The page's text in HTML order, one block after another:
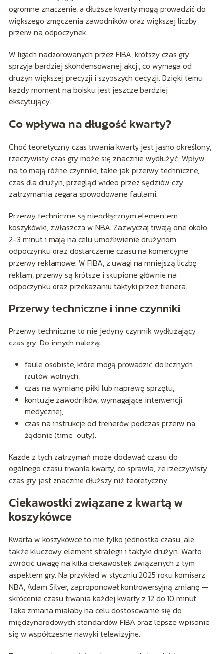
ogromne znaczenie, a dłuższe kwarty mogą prowadzić do
większego zmęczenia zawodników oraz większej liczby
przerw na odpoczynek.
W ligach nadzorowanych przez FIBA, krótszy czas gry
sprzyja bardziej skondensowanej akcji, co wymaga od
drużyn większej precyzji i szybszych decyzji. Dzięki temu
każdy moment na boisku jest jeszcze bardziej
ekscytujący.
Co wpływa na długość kwarty?
Choć teoretyczny czas trwania kwarty jest jasno określony,
rzeczywisty czas gry może się znacznie wydłużyć. Wpływ
na to mają różne czynniki, takie jak przerwy techniczne,
czas dla drużyn, przegląd wideo przez sędziów czy
zatrzymania zegara spowodowane faulami.
Przerwy techniczne są nieodłącznym elementem
koszykówki, zwłaszcza w NBA. Zazwyczaj trwają one około
2-3 minut i mają na celu umożliwienie drużynom
odpoczynku oraz dostarczenie czasu na komercyjne
przerwy reklamowe. W FIBA, z uwagi na mniejszą liczbę
reklam, przerwy są krótsze i skupione głównie na
odpoczynku oraz przekazaniu taktyki przez trenera.
Przerwy techniczne i inne czynniki
Przerwy techniczne to nie jedyny czynnik wydłużający
czas gry. Do innych należą:
faule osobiste, które mogą prowadzić do licznych
rzutów wolnych,
czas na wymianę piłki lub naprawę sprzętu,
kontuzje zawodników, wymagające interwencji
medycznej,
czas na instrukcje od trenerów podczas przerw na
żądanie (time-outy).
Każde z tych zatrzymań może dodawać czasu do
ogólnego czasu trwania kwarty, co sprawia, że rzeczywisty
czas gry jest znacznie dłuższy niż teoretyczny.
Ciekawostki związane z kwartą w
koszykówce
Kwarta w koszykówce to nie tylko jednostka czasu, ale
także kluczowy element strategii i taktyki drużyn. Warto
zwrócić uwagę na kilka ciekawostek związanych z tym
aspektem gry. Na przykład w styczniu 2025 roku komisarz
NBA, Adam Silver, zaproponował kontrowersyjną zmianę —
skrócenie czasu trwania każdej kwarty z 12 do 10 minut.
Taka zmiana miałaby na celu dostosowanie się do
międzynarodowych standardów FIBA oraz lepsze wpisanie
się w współczesne nawyki telewizyjne.